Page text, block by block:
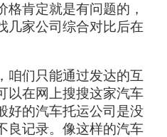
格肯定就是有问题的，
几家公司综合对比后在
咱们只能通过发达的互
以在网上搜搜这家汽车
好的汽车托运公司是没
良记录。像这样的汽车